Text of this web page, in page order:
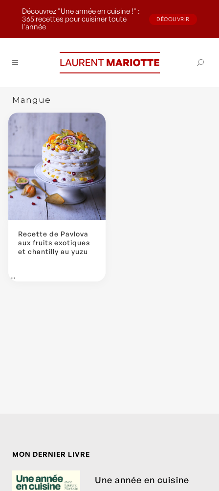
Découvrez "Une année en cuisine !" :
365 recettes pour cuisiner toute
l'année
DÉCOUVRIR
Mangue
Recette de Pavlova
aux fruits exotiques
et chantilly au yuzu
...
MON DERNIER LIVRE
Une année en cuisine